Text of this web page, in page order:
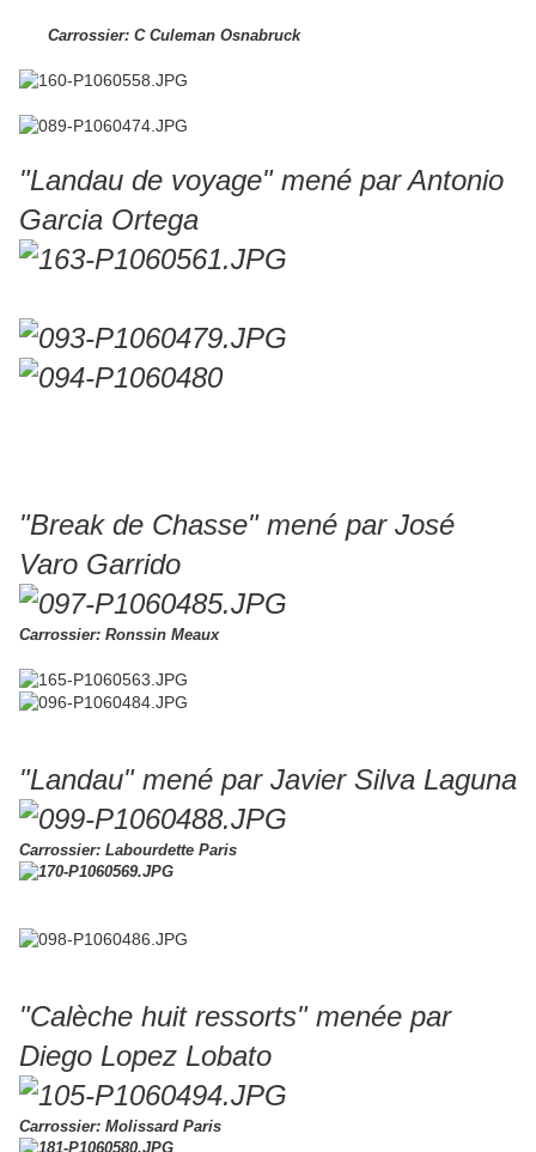
Carrossier: C Culeman Osnabruck
"Landau de voyage" mené par Antonio
Garcia Ortega
"Break de Chasse" mené par José
Varo Garrido
Carrossier: Ronssin Meaux
"Landau" mené par Javier Silva Laguna
Carrossier: Labourdette Paris
"Calèche huit ressorts" menée par
Diego Lopez Lobato
Carrossier: Molissard Paris